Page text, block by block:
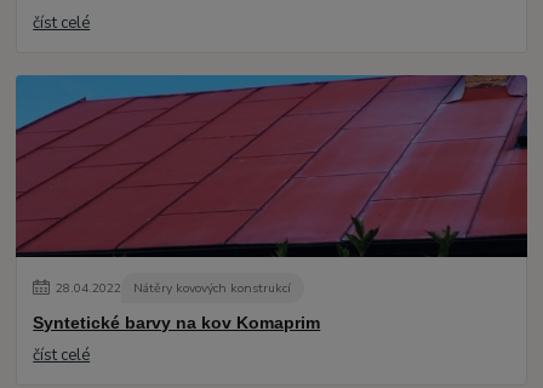
číst celé
28.04.2022 Nátěry kovových konstrukcí
Syntetické barvy na kov Komaprim
číst celé